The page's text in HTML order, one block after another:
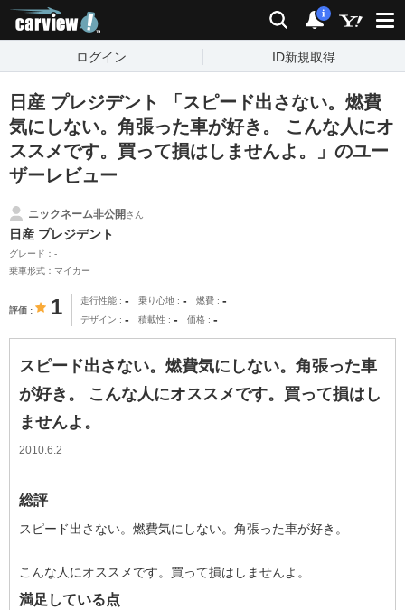
検索 通知
i
ログイン ID新規取得
日産 プレジデント 「スピード出さない。燃費
気にしない。角張った車が好き。 こんな人にオ
ススメです。買って損はしませんよ。」のユー
ザーレビュー
ニックネーム非公開さん
日産 プレジデント
グレード：-
乗車形式：マイカー
評価 1 走行性能 - 乗り心地 - 燃費 -
デザイン - 積載性 - 価格 -
スピード出さない。燃費気にしない。角張った車
が好き。 こんな人にオススメです。買って損はし
ませんよ。
2010.6.2
総評
スピード出さない。燃費気にしない。角張った車が好き。
こんな人にオススメです。買って損はしませんよ。
満足している点